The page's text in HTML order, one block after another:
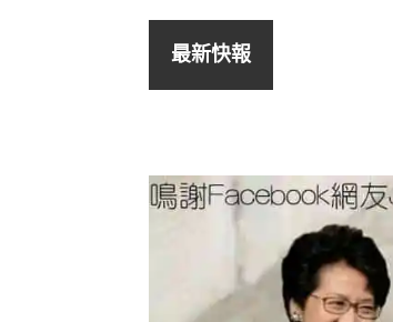
最新快報